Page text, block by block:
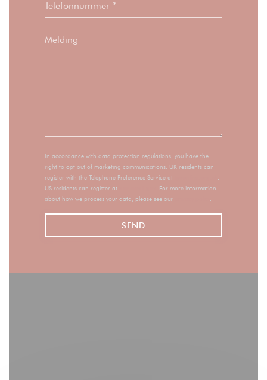
In accordance with data protection regulations, you have the
right to opt out of marketing communications. UK residents can
register with the Telephone Preference Service at
.
US residents can register at
. For more information
about how we process your data, please see our
.